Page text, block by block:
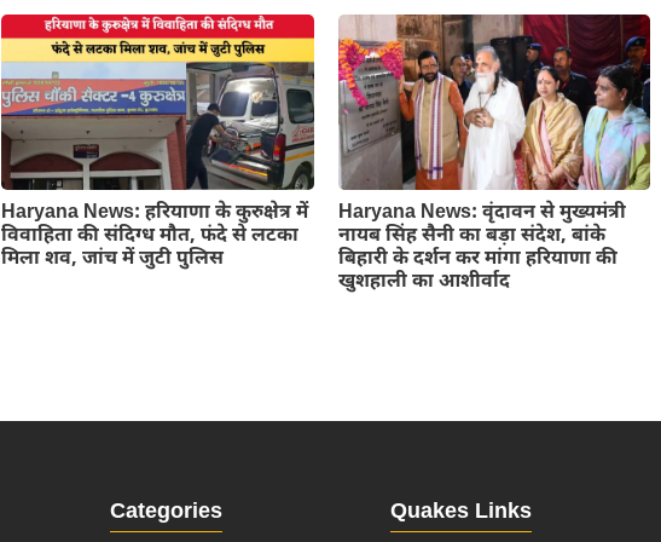
Haryana News: हरियाणा के कुरुक्षेत्र में
विवाहिता की संदिग्ध मौत, फंदे से लटका
मिला शव, जांच में जुटी पुलिस
Haryana News: वृंदावन से मुख्यमंत्री
नायब सिंह सैनी का बड़ा संदेश, बांके
बिहारी के दर्शन कर मांगा हरियाणा की
खुशहाली का आशीर्वाद
Categories Quakes Links